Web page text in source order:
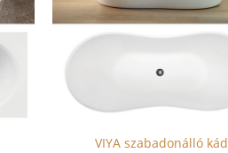
VIYA szabadonálló kád